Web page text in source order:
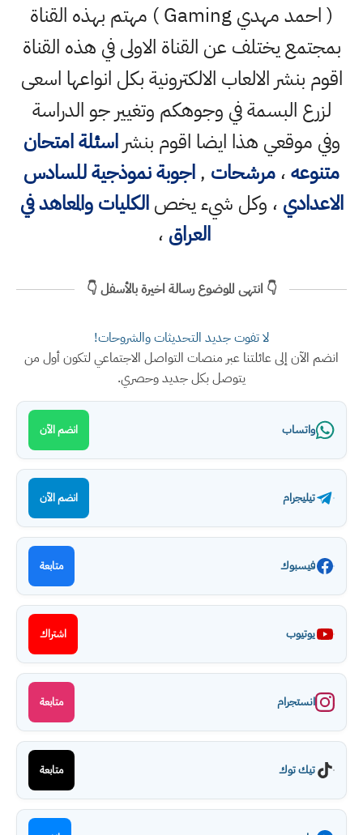
( احمد مهدي Gaming ) مهتم بهذه القناة
بمجتمع يختلف عن القناة الاولى في هذه القناة
اقوم بنشر الالعاب الالكترونية بكل انواعها اسعى
لزرع البسمة في وجوهكم وتغيير جو الدراسة
وفي موقعي هذا ايضا اقوم بنشراسئلة امتحان
متنوعه،مرشحات ,اجوبة نموذجية للسادس
الاعدادي ، وكل شيء يخصالكليات والمعاهد في
العراق ،
👇 انتهى الموضوع رسالة اخيرة بالأسفل 👇
لا تفوت جديد التحديثات والشروحات!
انضم الآن إلى عائلتنا عبر منصات التواصل الاجتماعي لتكون أول من
يتوصل بكل جديد وحصري.
واتساب انضم الآن
تيليجرام انضم الآن
فيسبوك متابعة
يوتيوب اشتراك
انستجرام متابعة
تيك توك متابعة